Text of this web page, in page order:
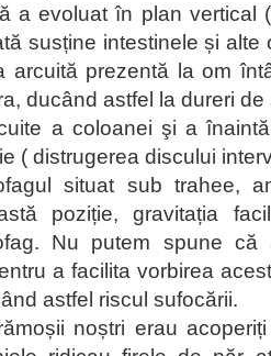
a evoluat în plan vertical
susține intestinele și alte
arcuită prezentă la om
ducând astfel la dureri de
a coloanei şi a
( distrugerea discului
situat sub trahee,
poziție, gravitația
Nu putem spune că
a facilita vorbirea
astfel riscul sufocării.
noștri erau